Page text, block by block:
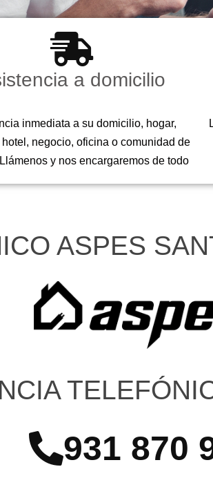
a domicilio
inmediata a su domicilio, hogar,
hotel, negocio, oficina o comunidad de
y nos encargaremos de todo
ASPES
931 870